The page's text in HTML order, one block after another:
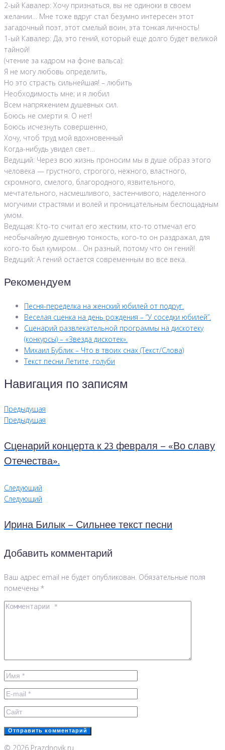
2-ый Кавалер: Хочу признаться, вы не одиноки в своем
желании… Мне тоже вдруг стал безумно интересен этот
загадочный поэт, этот смелый воин, эта тонкая личность!
1-ый Кавалер: Да, это гений, который еще долго будет великой
тайной!
(чтение за кадром на фоне вальса):
Я не могу любовь определить,
Но это страсть сильнейшая! – любить
Необходимость мне; и я любил
Всем напряжением душевных сил.
Боюсь не смерти я. О нет!
Боюсь исчезнуть совершенно,
Хочу, чтоб труд мой вдохновенный
Когда-нибудь увидел свет…
Ведущий: Через всю жизнь проносим мы в душе образ этого
человека — грустного, строгого, нежного, властного,
скромного, смелого, благородного, язвительного,
мечтательного, насмешливого, застенчивого, наделенного
могучими страстями и волей и проницательным беспощадным
умом.
Ведущая: Кто-то считал его жестким, кто-то отмечал его
необычайную душевную тонкость, кого-то он раздражал, для
кого-то был кумиром… Он разный, потому что он гений!
Ведущий: А гений остается современным во все века.
Рекомендуем
Песня-переделка на женский юбилей от подруг.
Веселая сценка на день рождения – “У соседки юбилей”.
Сценарий развлекательной программы на дискотеку
(конкурсы) – «Звезда дискотек».
Михаил Бублик – Что в твоих снах (Текст/Слова)
Текст песни Летите, голуби
Навигация по записям
Предыдущая
Предыдущая
Сценарий концерта к 23 февраля – «Во славу
Отечества».
Следующий
Следующий
Ирина Билык – Сильнее текст песни
Добавить комментарий
Ваш адрес email не будет опубликован. Обязательные поля
помечены *
© 2026 Prazdnovik.ru